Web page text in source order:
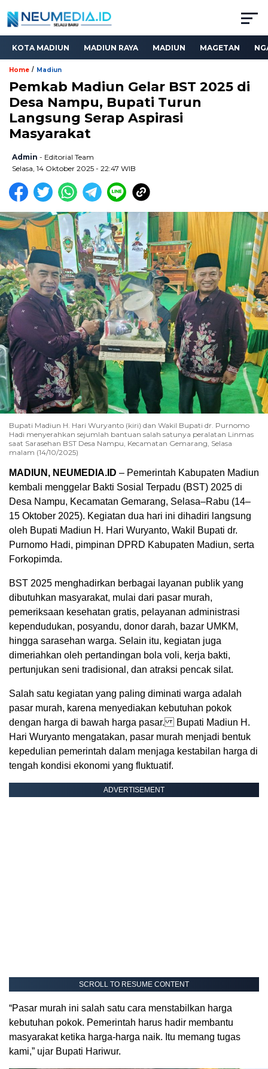
KOTA MADIUN MADIUN RAYA MADIUN MAGETAN
Home / Madiun
Pemkab Madiun Gelar BST 2025 di
Desa Nampu, Bupati Turun
Langsung Serap Aspirasi
Masyarakat
Admin - Editorial Team
Selasa, 14 Oktober 2025 - 22:47 WIB
Bupati Madiun H. Hari Wuryanto (kiri) dan Wakil Bupati dr. Purnomo
Hadi menyerahkan sejumlah bantuan salah satunya peralatan Linmas
saat Sarasehan BST Desa Nampu, Kecamatan Gemarang, Selasa
malam (14/10/2025)
MADIUN, NEUMEDIA.ID – Pemerintah Kabupaten Madiun
kembali menggelar Bakti Sosial Terpadu (BST) 2025 di
Desa Nampu, Kecamatan Gemarang, Selasa–Rabu (14–
15 Oktober 2025). Kegiatan dua hari ini dihadiri langsung
oleh Bupati Madiun H. Hari Wuryanto, Wakil Bupati dr.
Purnomo Hadi, pimpinan DPRD Kabupaten Madiun, serta
Forkopimda.
BST 2025 menghadirkan berbagai layanan publik yang
dibutuhkan masyarakat, mulai dari pasar murah,
pemeriksaan kesehatan gratis, pelayanan administrasi
kependudukan, posyandu, donor darah, bazar UMKM,
hingga sarasehan warga. Selain itu, kegiatan juga
dimeriahkan oleh pertandingan bola voli, kerja bakti,
pertunjukan seni tradisional, dan atraksi pencak silat.
Salah satu kegiatan yang paling diminati warga adalah
pasar murah, karena menyediakan kebutuhan pokok
dengan harga di bawah harga pasar. Bupati Madiun H.
Hari Wuryanto mengatakan, pasar murah menjadi bentuk
kepedulian pemerintah dalam menjaga kestabilan harga di
tengah kondisi ekonomi yang fluktuatif.
ADVERTISEMENT
SCROLL TO RESUME CONTENT
“Pasar murah ini salah satu cara menstabilkan harga
kebutuhan pokok. Pemerintah harus hadir membantu
masyarakat ketika harga-harga naik. Itu memang tugas
kami,” ujar Bupati Hariwur.